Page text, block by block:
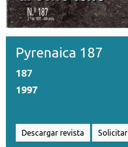
Pyrenaica 187
187
1997
Descargar revista Solicitar